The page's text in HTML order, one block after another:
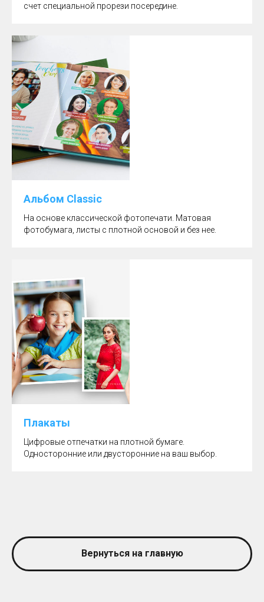
счет специальной прорези посередине.
Альбом Classic
На основе классической фотопечати. Матовая
фотобумага, листы с плотной основой и без нее.
Плакаты
Цифровые отпечатки на плотной бумаге.
Односторонние или двусторонние на ваш выбор.
Вернуться на главную